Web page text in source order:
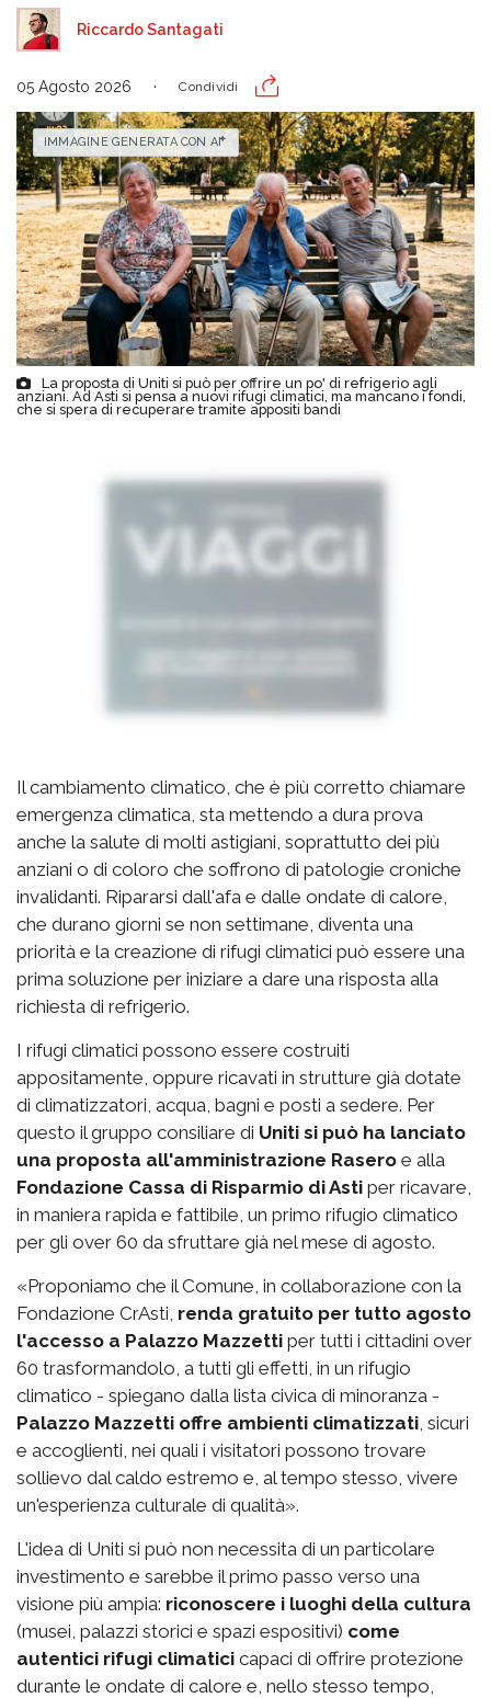
Riccardo Santagati
05 Agosto 2026 Condividi
La proposta di Uniti si può per offrire un po' di refrigerio agli
anziani. Ad Asti si pensa a nuovi rifugi climatici, ma mancano i fondi,
che si spera di recuperare tramite appositi bandi
IMMAGINE GENERATA CON AI
Il cambiamento climatico, che è più corretto chiamare
emergenza climatica, sta mettendo a dura prova
anche la salute di molti astigiani, soprattutto dei più
anziani o di coloro che soffrono di patologie croniche
invalidanti. Ripararsi dall'afa e dalle ondate di calore,
che durano giorni se non settimane, diventa una
priorità e la creazione di rifugi climatici può essere una
prima soluzione per iniziare a dare una risposta alla
richiesta di refrigerio.
I rifugi climatici possono essere costruiti
appositamente, oppure ricavati in strutture già dotate
di climatizzatori, acqua, bagni e posti a sedere. Per
questo il gruppo consiliare di Uniti si può ha lanciato
una proposta all'amministrazione Rasero e alla
Fondazione Cassa di Risparmio di Asti per ricavare,
in maniera rapida e fattibile, un primo rifugio climatico
per gli over 60 da sfruttare già nel mese di agosto.
«Proponiamo che il Comune, in collaborazione con la
Fondazione CrAsti, renda gratuito per tutto agosto
l'accesso a Palazzo Mazzetti per tutti i cittadini over
60 trasformandolo, a tutti gli effetti, in un rifugio
climatico - spiegano dalla lista civica di minoranza -
Palazzo Mazzetti offre ambienti climatizzati, sicuri
e accoglienti, nei quali i visitatori possono trovare
sollievo dal caldo estremo e, al tempo stesso, vivere
un'esperienza culturale di qualità».
L'idea di Uniti si può non necessita di un particolare
investimento e sarebbe il primo passo verso una
visione più ampia: riconoscere i luoghi della cultura
(musei, palazzi storici e spazi espositivi) come
autentici rifugi climatici capaci di offrire protezione
durante le ondate di calore e, nello stesso tempo,